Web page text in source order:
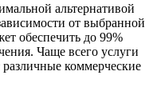
альтернативой
от выбранной
обеспечить до 99%
Чаще всего услуги
коммерческие